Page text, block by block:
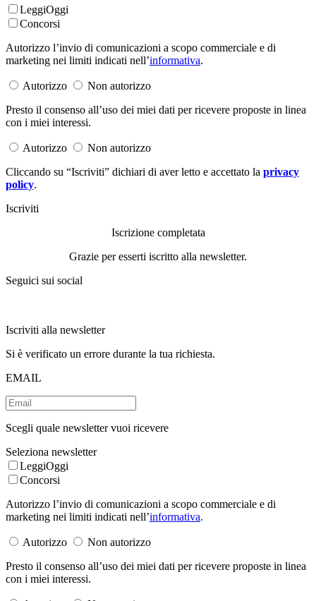
LeggiOggi
Concorsi
Autorizzo l’invio di comunicazioni a scopo commerciale e di
marketing nei limiti indicati nell’informativa.
Autorizzo
Non autorizzo
Presto il consenso all’uso dei miei dati per ricevere proposte in linea
con i miei interessi.
Autorizzo
Non autorizzo
Cliccando su “Iscriviti” dichiari di aver letto e accettato la privacy
policy.
Iscriviti
Iscrizione completata
Grazie per esserti iscritto alla newsletter.
Seguici sui social
Iscriviti alla newsletter
Si è verificato un errore durante la tua richiesta.
EMAIL
Scegli quale newsletter vuoi ricevere
Seleziona newsletter
LeggiOggi
Concorsi
Autorizzo l’invio di comunicazioni a scopo commerciale e di
marketing nei limiti indicati nell’informativa.
Autorizzo
Non autorizzo
Presto il consenso all’uso dei miei dati per ricevere proposte in linea
con i miei interessi.